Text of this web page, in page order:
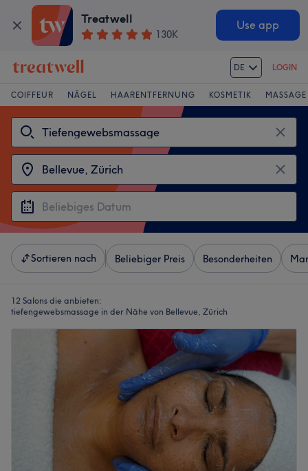
Treatwell
130K
Use app
DE LOGIN
COIFFEUR NÄGEL HAARENTFERNUNG KOSMETIK MASSAGE
Sortieren nach Beliebiger Preis Besonderheiten
12 Salons die anbieten:
tiefengewebsmassage in der Nähe von Bellevue, Zürich